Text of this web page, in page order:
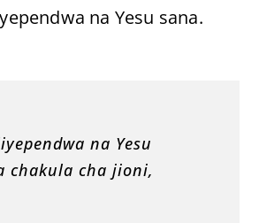
na Yesu sana.
na Yesu
chakula cha jioni,